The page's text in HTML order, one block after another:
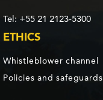
Tel: +55 21 2123-5300
ETHICS
Whistleblower channel
Policies and safeguards